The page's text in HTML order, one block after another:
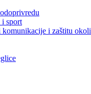
i sport
komunikacije i zaštitu